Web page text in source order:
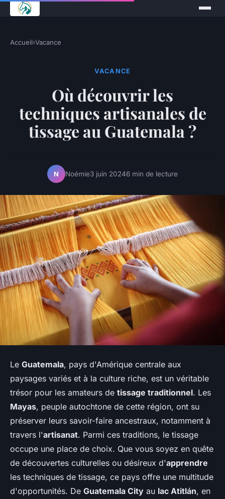
Accueil›Vacance
VACANCE
Où découvrir les
techniques artisanales de
tissage au Guatemala ?
N Noémie3 juin 20246 min de lecture
Le Guatemala, pays d'Amérique centrale aux
paysages variés et à la culture riche, est un véritable
trésor pour les amateurs de tissage traditionnel. Les
Mayas, peuple autochtone de cette région, ont su
préserver leurs savoir-faire ancestraux, notamment à
travers l'artisanat. Parmi ces traditions, le tissage
occupe une place de choix. Que vous soyez en quête
de découvertes culturelles ou désireux d'apprendre
les techniques de tissage, ce pays offre une multitude
d'opportunités. De Guatemala City au lac Atitlán, en